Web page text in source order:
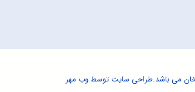
طراحی سایتتوسط وب مهر